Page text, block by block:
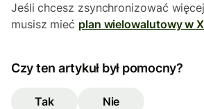
Jeśli chcesz zsynchronizować
musisz mieć plan wielowalutowy w
Czy ten artykuł był pomocny?
Tak Nie